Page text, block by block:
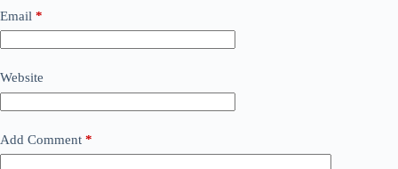
Email *
Website
Add Comment *